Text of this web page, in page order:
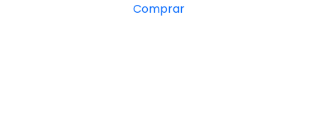
Comprar